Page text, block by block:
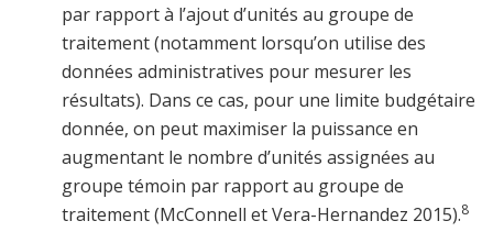
par rapport à l’ajout d’unités au groupe de
traitement (notamment lorsqu’on utilise des
données administratives pour mesurer les
résultats). Dans ce cas, pour une limite budgétaire
donnée, on peut maximiser la puissance en
augmentant le nombre d’unités assignées au
groupe témoin par rapport au groupe de
traitement (McConnell et Vera-Hernandez 2015).8